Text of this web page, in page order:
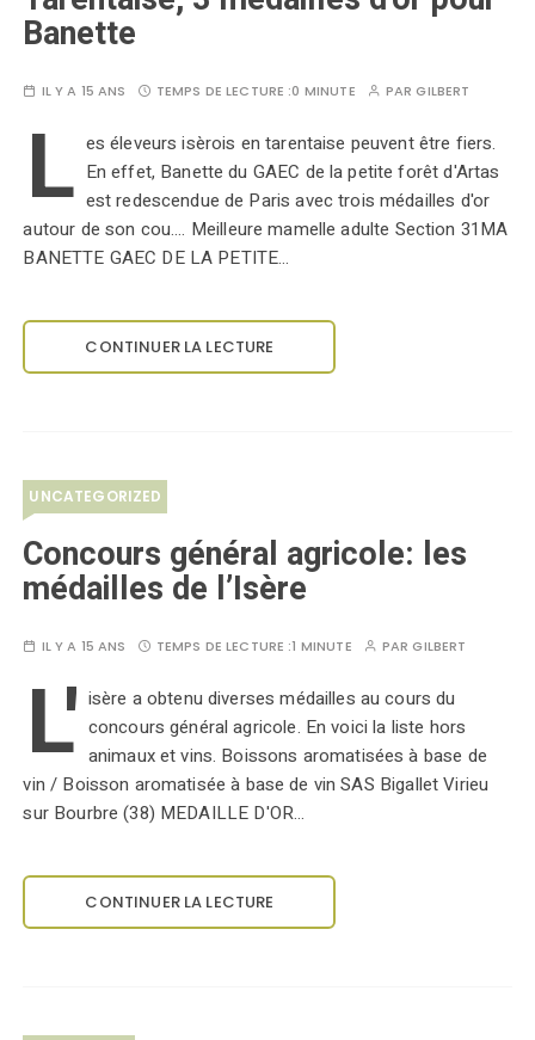
Banette
IL Y A 15 ANS TEMPS DE LECTURE :0 MINUTE PARGILBERT
L es éleveurs isèrois en tarentaise peuvent être fiers.
En effet, Banette du GAEC de la petite forêt d'Artas
est redescendue de Paris avec trois médailles d'or
autour de son cou.... Meilleure mamelle adulte Section 31MA
BANETTE GAEC DE LA PETITE…
CONTINUER LA LECTURE
UNCATEGORIZED
Concours général agricole: les
médailles de l’Isère
IL Y A 15 ANS TEMPS DE LECTURE :1 MINUTE PARGILBERT
L' isère a obtenu diverses médailles au cours du
concours général agricole. En voici la liste hors
animaux et vins. Boissons aromatisées à base de
vin / Boisson aromatisée à base de vin SAS Bigallet Virieu
sur Bourbre (38) MEDAILLE D'OR…
CONTINUER LA LECTURE